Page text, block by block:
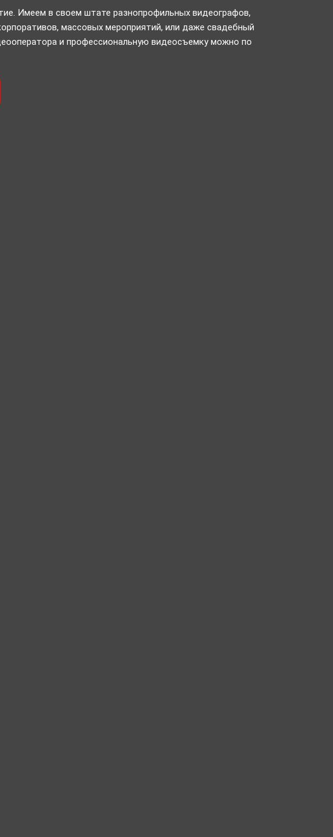
Имеем в своем штате разнопрофильных видеографов,
массовых мероприятий, или даже свадебный
и профессиональную видеосъемку можно по